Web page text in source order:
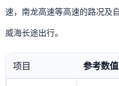
充电站
用车百科
销量榜
经销商
速，南龙高速等高速的路况及
威海长途出行。
项目 参考数值